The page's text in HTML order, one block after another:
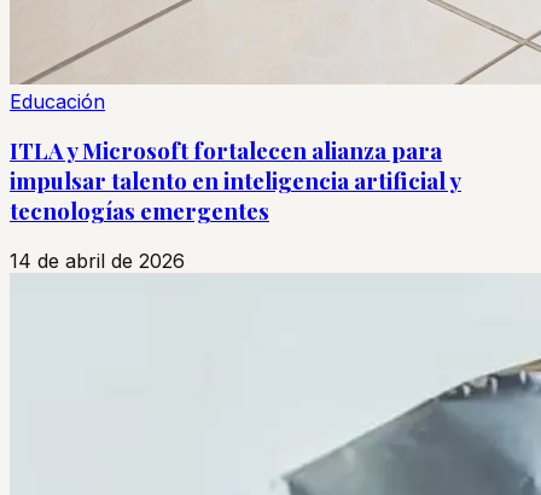
Educación
ITLA y Microsoft fortalecen alianza para
impulsar talento en inteligencia artificial y
tecnologías emergentes
14 de abril de 2026